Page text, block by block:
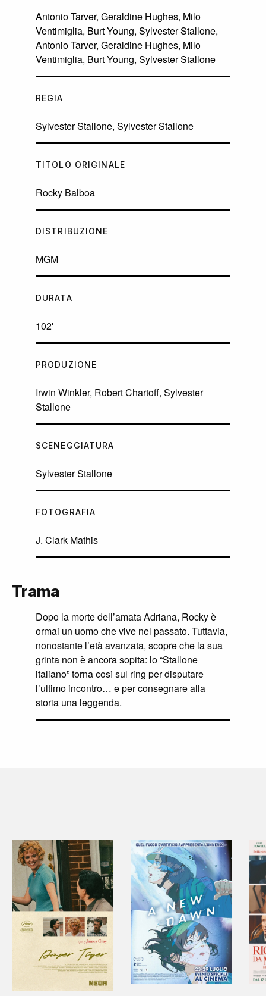
Antonio Tarver, Geraldine Hughes, Milo
Ventimiglia, Burt Young, Sylvester Stallone,
Antonio Tarver, Geraldine Hughes, Milo
Ventimiglia, Burt Young, Sylvester Stallone
REGIA
Sylvester Stallone, Sylvester Stallone
TITOLO ORIGINALE
Rocky Balboa
DISTRIBUZIONE
MGM
DURATA
102'
PRODUZIONE
Irwin Winkler, Robert Chartoff, Sylvester
Stallone
SCENEGGIATURA
Sylvester Stallone
FOTOGRAFIA
J. Clark Mathis
Trama
Dopo la morte dell’amata Adriana, Rocky è
ormai un uomo che vive nel passato. Tuttavia,
nonostante l’età avanzata, scopre che la sua
grinta non è ancora sopita: lo “Stallone
italiano” torna così sul ring per disputare
l’ultimo incontro… e per consegnare alla
storia una leggenda.